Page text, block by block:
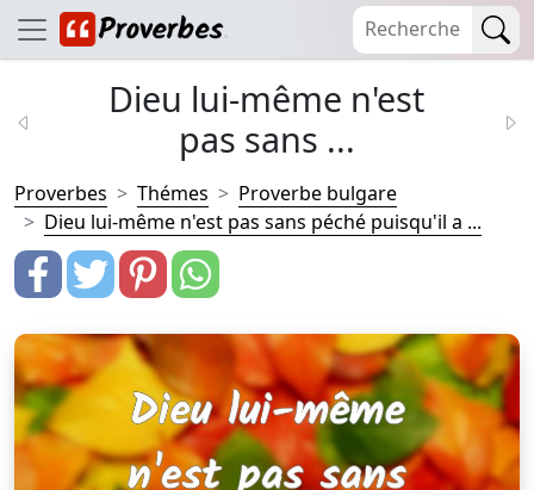
Dieu lui-même n'est
pas sans ...
Proverbes Thémes
Proverbe bulgare
Dieu lui-même n'est pas sans péché puisqu'il a ...